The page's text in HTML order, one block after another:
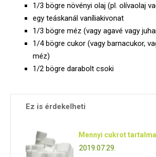
1/3 bögre növényi olaj (pl. olívaolaj
egy teáskanál vaníliakivonat
1/3 bögre méz (vagy agavé vagy
1/4 bögre cukor (vagy barnacukor,
méz)
1/2 bögre darabolt csoki
Ez is érdekelheti
Mennyi cukrot
2019.07.29.